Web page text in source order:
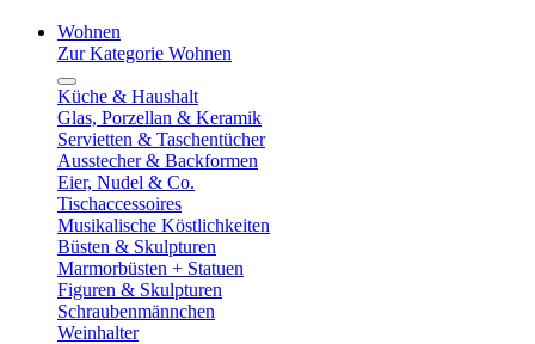
Wohnen
Zur Kategorie Wohnen
Küche & Haushalt
Glas, Porzellan & Keramik
Servietten & Taschentücher
Ausstecher & Backformen
Eier, Nudel & Co.
Tischaccessoires
Musikalische Köstlichkeiten
Büsten & Skulpturen
Marmorbüsten + Statuen
Figuren & Skulpturen
Schraubenmännchen
Weinhalter